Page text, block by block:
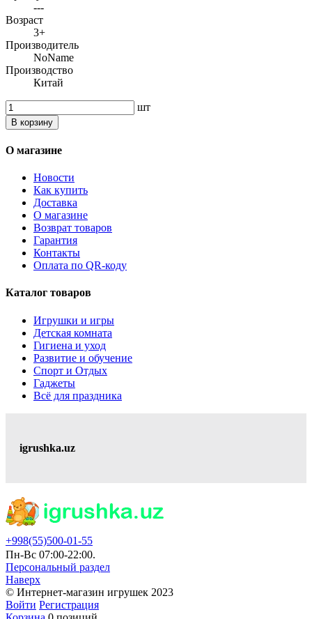
---
Возраст
3+
Производитель
NoName
Производство
Китай
шт
В корзину
О магазине
Новости
Как купить
Доставка
О магазине
Возврат товаров
Гарантия
Контакты
Оплата по QR-коду
Каталог товаров
Игрушки и игры
Детская комната
Гигиена и уход
Развитие и обучение
Спорт и Отдых
Гаджеты
Всё для праздника
igrushka.uz
+998(55)500-01-55
Пн-Вс 07:00-22:00.
Персональный раздел
Наверх
© Интернет-магазин игрушек 2023
Войти Регистрация